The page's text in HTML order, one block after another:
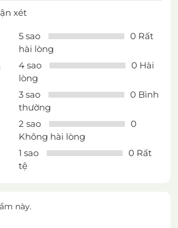
xét
5 sao
0 Rất
hài lòng
4 sao
0 Hài
lòng
3 sao
0 Bình
thường
2 sao
0
Không hài lòng
1 sao
0 Rất
tệ
này.